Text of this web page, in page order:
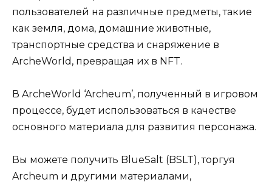
пользователей на различные предметы, такие
как земля, дома, домашние животные,
транспортные средства и снаряжение в
ArcheWorld, превращая их в NFT.
В ArcheWorld ‘Archeum’, полученный в игровом
процессе, будет использоваться в качестве
основного материала для развития персонажа.
Вы можете получить BlueSalt (BSLT), торгуя
Archeum и другими материалами,